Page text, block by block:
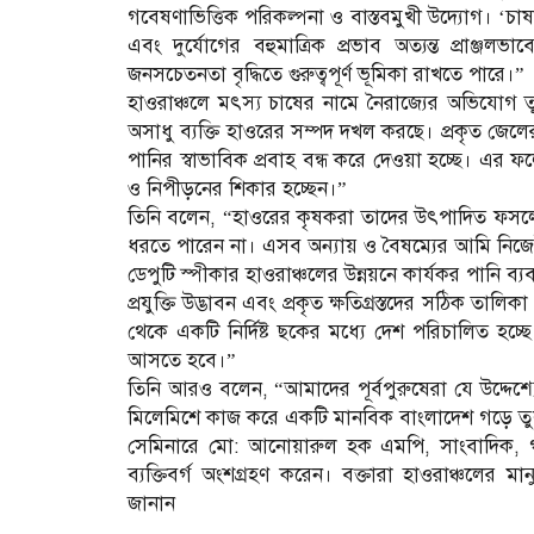
গবেষণাভিত্তিক পরিকল্পনা ও বাস্তবমুখী উদ্যোগ।
এবং দুর্যোগের বহুমাত্রিক প্রভাব অত্যন্ত
জনসচেতনতা বৃদ্ধিতে গুরুত্বপূর্ণ ভূমিকা রাখতে পারে।”
হাওরাঞ্চলে মৎস্য চাষের নামে নৈরাজ্যের অভিযোগ
অসাধু ব্যক্তি হাওরের সম্পদ দখল করছে। প্রকৃত
পানির স্বাভাবিক প্রবাহ বন্ধ করে দেওয়া হচ্ছে। এর
ও নিপীড়নের শিকার হচ্ছেন।”
তিনি বলেন, “হাওরের কৃষকরা তাদের উৎপাদিত
ধরতে পারেন না। এসব অন্যায় ও বৈষম্যের আমি
ডেপুটি স্পীকার হাওরাঞ্চলের উন্নয়নে কার্যকর পানি
প্রযুক্তি উদ্ভাবন এবং প্রকৃত ক্ষতিগ্রস্তদের সঠিক
থেকে একটি নির্দিষ্ট ছকের মধ্যে দেশ পরিচালিত
আসতে হবে।”
তিনি আরও বলেন, “আমাদের পূর্বপুরুষেরা যে
মিলেমিশে কাজ করে একটি মানবিক বাংলাদেশ গড়ে
সেমিনারে মো: আনোয়ারুল হক এমপি, সাংবাদিক,
ব্যক্তিবর্গ অংশগ্রহণ করেন। বক্তারা হাওরাঞ্চলের
জানান